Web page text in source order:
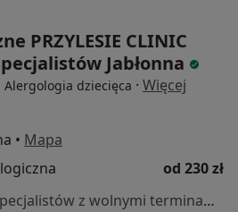
PRZYLESIE CLINIC
Jabłonna
dziecięca · Więcej
• Mapa
od 230 zł
Brak dostępnych specjalistów z wolnymi terminami w tym centrum medycznym.